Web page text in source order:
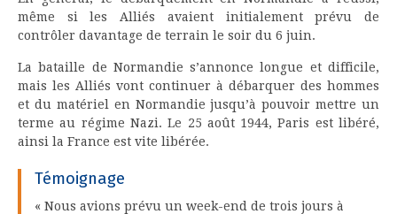
même si les Alliés avaient initialement prévu de
contrôler davantage de terrain le soir du 6 juin.
La bataille de Normandie s’annonce longue et difficile,
mais les Alliés vont continuer à débarquer des hommes
et du matériel en Normandie jusqu’à pouvoir mettre un
terme au régime Nazi. Le 25 août 1944, Paris est libéré,
ainsi la France est vite libérée.
Témoignage
« Nous avions prévu un week-end de trois jours à